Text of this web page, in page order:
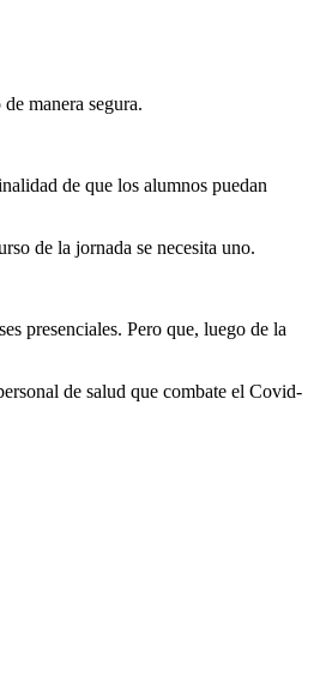
manera segura.
de que los alumnos puedan
de la jornada se necesita uno.
presenciales. Pero que, luego de la
de salud que combate el Covid-